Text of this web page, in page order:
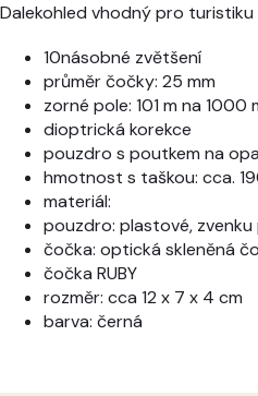
Dalekohled vhodný pro turistiku
10násobné zvětšení
průměr čočky: 25 mm
zorné pole: 101 m na 1000
dioptrická korekce
pouzdro s poutkem na
hmotnost s taškou: cca.
materiál:
pouzdro: plastové, zvenku
čočka: optická skleněná
čočka RUBY
rozměr: cca 12 x 7 x 4 cm
barva: černá